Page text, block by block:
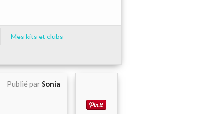
Mes kits et clubs
Publié parSonia